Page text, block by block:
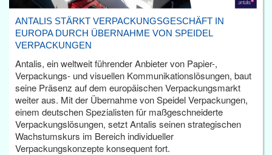
ANTALIS STÄRKT VERPACKUNGSGESCHÄFT IN
EUROPA DURCH ÜBERNAHME VON SPEIDEL
VERPACKUNGEN
Antalis, ein weltweit führender Anbieter von Papier-,
Verpackungs- und visuellen Kommunikationslösungen, baut
seine Präsenz auf dem europäischen Verpackungsmarkt
weiter aus. Mit der Übernahme von Speidel Verpackungen,
einem deutschen Spezialisten für maßgeschneiderte
Verpackungslösungen, setzt Antalis seinen strategischen
Wachstumskurs im Bereich individueller
Verpackungskonzepte konsequent fort.